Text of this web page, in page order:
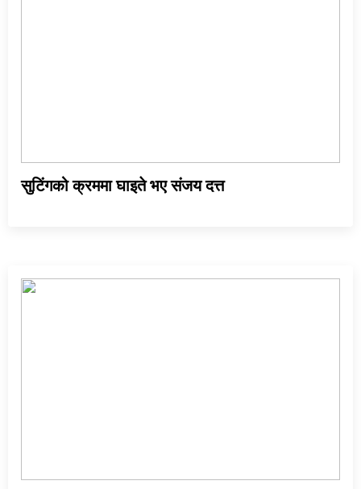
सुटिंगको क्रममा घाइते भए संजय दत्त